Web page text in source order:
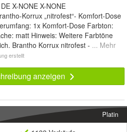
X-NONE X-NONE
Korrux „nitrofest“- Komfort-Dose
1x Komfort-Dose Farbton:
matt Hinweis: Weitere Farbtöne
Brantho Korrux nitrofest - ... Mehr
erstellt
anzeigen
Platin